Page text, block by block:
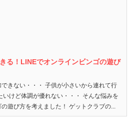
る！LINEでオンラインビンゴの遊び
きない・・・ 子供が小さいから連れて行
いけど体調が優れない・・・ そんな悩みを
遊び方を考えました！ ゲットクラブの...